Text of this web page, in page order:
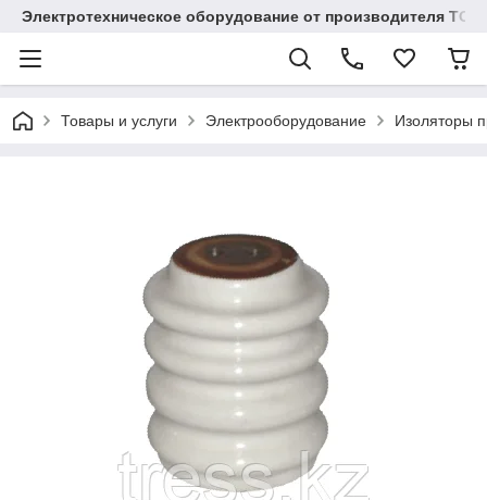
Электротехническое оборудование от производителя TOO
Товары и услуги Электрооборудование Изоляторы